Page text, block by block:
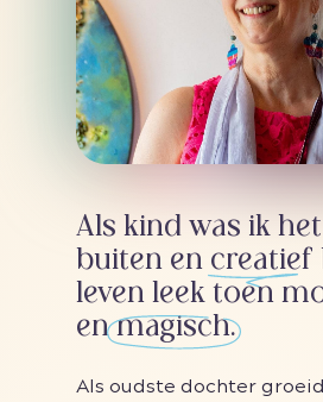
Als kind was ik
buiten en creatief
leven leek toen
en magisch.
Als oudste dochter